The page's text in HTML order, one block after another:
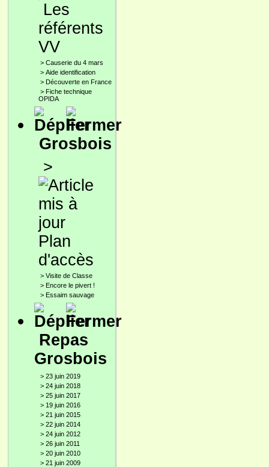
Les
référents
VV
> Causerie du 4 mars
> Aide identification
> Découverte en France
> Fiche technique
OPIDA
Grosbois
>
Plan
d'accès
> Visite de Classe
> Encore le pivert !
> Essaim sauvage
Repas
Grosbois
> 23 juin 2019
> 24 juin 2018
> 25 juin 2017
> 19 juin 2016
> 21 juin 2015
> 22 juin 2014
> 24 juin 2012
> 26 juin 2011
> 20 juin 2010
> 21 juin 2009